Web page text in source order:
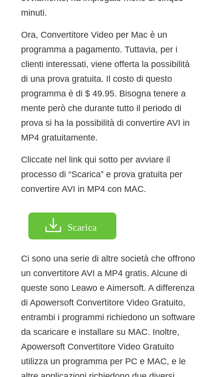
minuti.
Ora, Convertitore Video per Mac è un
programma a pagamento. Tuttavia, per i
clienti interessati, viene offerta la possibilità
di una prova gratuita. Il costo di questo
programma è di $ 49.95. Bisogna tenere a
mente però che durante tutto il periodo di
prova si ha la possibilità di convertire AVI in
MP4 gratuitamente.
Cliccate nel link qui sotto per avviare il
processo di “Scarica” e prova gratuita per
convertire AVI in MP4 con MAC.
Scarica
Ci sono una serie di altre società che offrono
un convertitore AVI a MP4 gratis. Alcune di
queste sono Leawo e Aimersoft. A differenza
di Apowersoft Convertitore Video Gratuito,
entrambi i programmi richiedono un software
da scaricare e installare su MAC. Inoltre,
Apowersoft Convertitore Video Gratuito
utilizza un programma per PC e MAC, e le